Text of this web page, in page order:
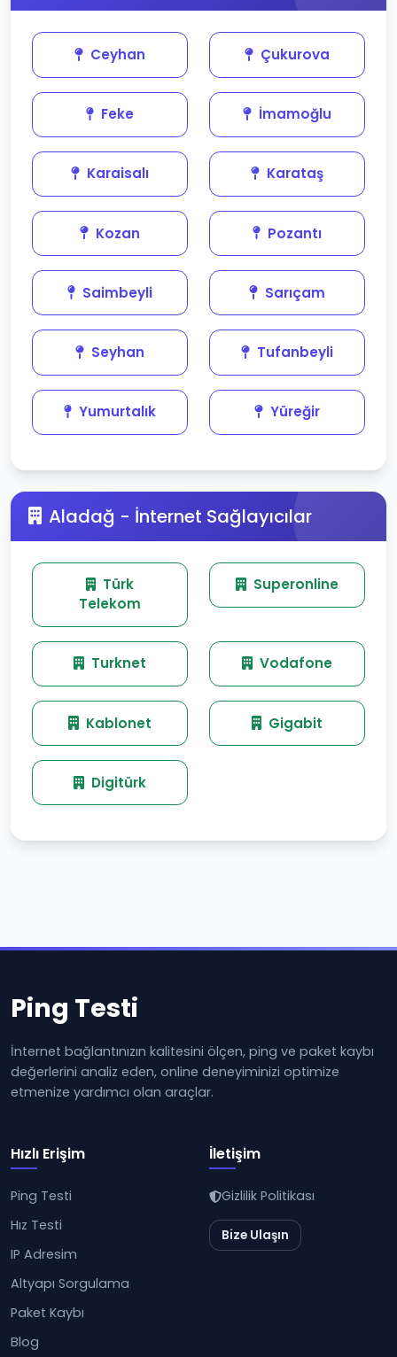
Ceyhan Çukurova
Feke İmamoğlu
Karaisalı Karataş
Kozan Pozantı
Saimbeyli Sarıçam
Seyhan Tufanbeyli
Yumurtalık Yüreğir
Aladağ - İnternet Sağlayıcılar
Türk
Telekom
Superonline
Turknet Vodafone
Kablonet Gigabit
Digitürk
Ping Testi
İnternet bağlantınızın kalitesini ölçen, ping ve paket kaybı
değerlerini analiz eden, online deneyiminizi optimize
etmenize yardımcı olan araçlar.
Hızlı Erişim
Ping Testi
Hız Testi
IP Adresim
Altyapı Sorgulama
Paket Kaybı
Blog
İletişim
Gizlilik Politikası
Bize Ulaşın